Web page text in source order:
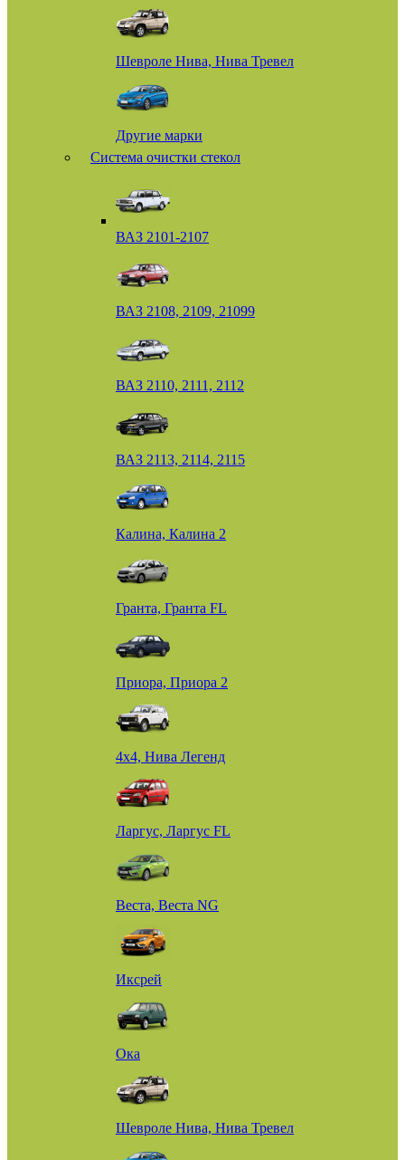
Шевроле Нива, Нива Тревел
Другие марки
Система очистки стекол
ВАЗ 2101-2107
ВАЗ 2108, 2109, 21099
ВАЗ 2110, 2111, 2112
ВАЗ 2113, 2114, 2115
Калина, Калина 2
Гранта, Гранта FL
Приора, Приора 2
4х4, Нива Легенд
Ларгус, Ларгус FL
Веста, Веста NG
Иксрей
Ока
Шевроле Нива, Нива Тревел